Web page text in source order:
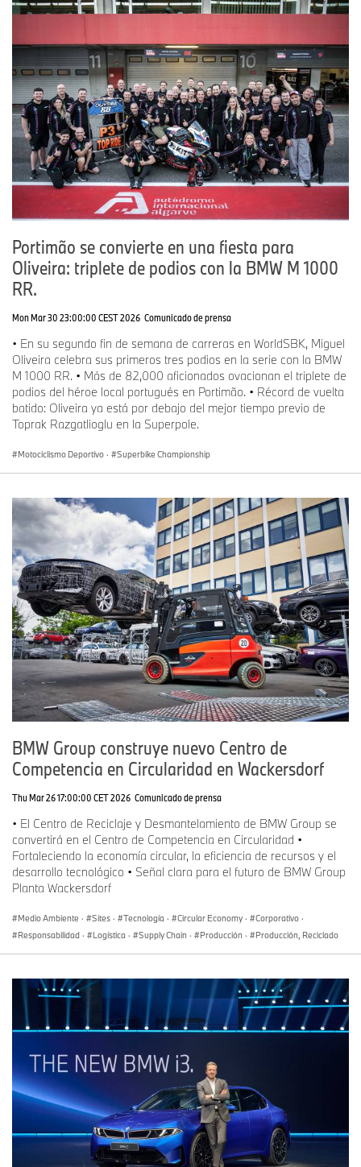
Portimão se convierte en una fiesta para
Oliveira: triplete de podios con la BMW M 1000
RR.
Mon Mar 30 23:00:00 CEST 2026 Comunicado de prensa
• En su segundo fin de semana de carreras en WorldSBK, Miguel
Oliveira celebra sus primeros tres podios en la serie con la BMW
M 1000 RR. • Más de 82,000 aficionados ovacionan el triplete de
podios del héroe local portugués en Portimão. • Récord de vuelta
batido: Oliveira ya está por debajo del mejor tiempo previo de
Toprak Razgatlioglu en la Superpole.
Motociclismo Deportivo · Superbike Championship
BMW Group construye nuevo Centro de
Competencia en Circularidad en Wackersdorf
Thu Mar 26 17:00:00 CET 2026 Comunicado de prensa
• El Centro de Reciclaje y Desmantelamiento de BMW Group se
convertirá en el Centro de Competencia en Circularidad •
Fortaleciendo la economía circular, la eficiencia de recursos y el
desarrollo tecnológico • Señal clara para el futuro de BMW Group
Planta Wackersdorf
Medio Ambiente · Sites · Tecnología · Circular Economy · Corporativo ·
Responsabilidad · Logística · Supply Chain · Producción · Producción, Reciclado